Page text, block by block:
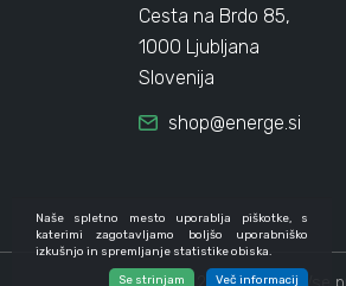
Cesta na Brdo 85,
1000 Ljubljana
Slovenija
shop@energe.si
Naše spletno mesto uporablja piškotke, s
katerimi zagotavljamo boljšo uporabniško
izkušnjo in spremljanje statistike obiska.
Se strinjam
Več informacij